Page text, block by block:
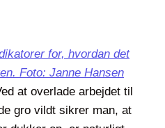
for, hvordan det
Foto: Janne Hansen
at overlade arbejdet til
gro vildt sikrer man, at